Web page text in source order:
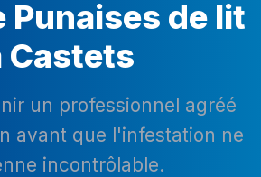
Punaises de lit
Castets
un professionnel agréé
avant que l'infestation ne
incontrôlable.